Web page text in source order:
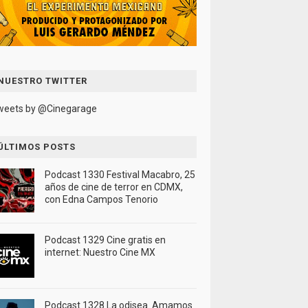
TWITTER
by @Cinegarage
POSTS
Podcast 1330 Festival Macabro, 25
años de cine de terror en CDMX,
con Edna Campos Tenorio
Podcast 1329 Cine gratis en
internet: Nuestro Cine MX
Podcast 1328 La odisea. Amamos